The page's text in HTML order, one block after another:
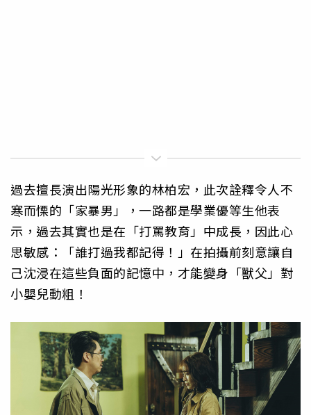
過去擅長演出陽光形象的林柏宏，此次詮釋令人不
寒而慄的「家暴男」，一路都是學業優等生他表
示，過去其實也是在「打罵教育」中成長，因此心
思敏感：「誰打過我都記得！」 在拍攝前刻意讓自
己沈浸在這些負面的記憶中，才能變身「獸父」 對
小嬰兒動粗！